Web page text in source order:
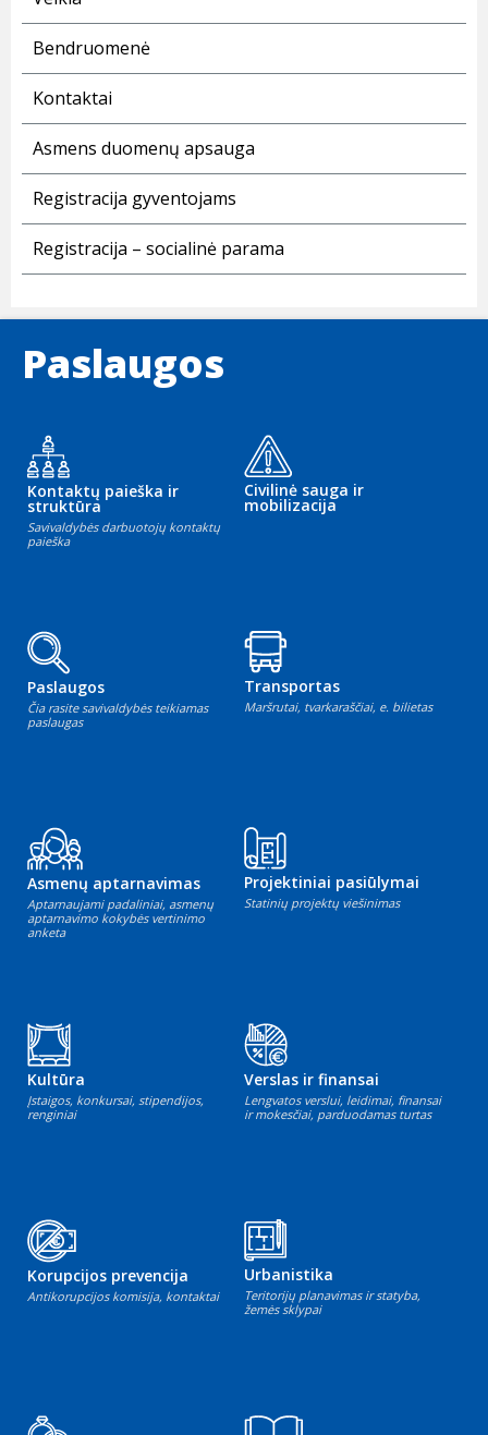
Bendruomenė
Kontaktai
Asmens duomenų apsauga
Registracija gyventojams
Registracija – socialinė parama
Paslaugos
Kontaktų paieška ir
struktūra
Savivaldybės darbuotojų kontaktų
paieška
Civilinė sauga ir
mobilizacija
Paslaugos
Čia rasite savivaldybės teikiamas
paslaugas
Transportas
Maršrutai, tvarkaraščiai, e. bilietas
Asmenų aptarnavimas
Aptarnaujami padaliniai, asmenų
aptarnavimo kokybės vertinimo
anketa
Projektiniai pasiūlymai
Statinių projektų viešinimas
Kultūra
Įstaigos, konkursai, stipendijos,
renginiai
Verslas ir finansai
Lengvatos verslui, leidimai, finansai
ir mokesčiai, parduodamas turtas
Korupcijos prevencija
Antikorupcijos komisija, kontaktai
Urbanistika
Teritorijų planavimas ir statyba,
žemės sklypai